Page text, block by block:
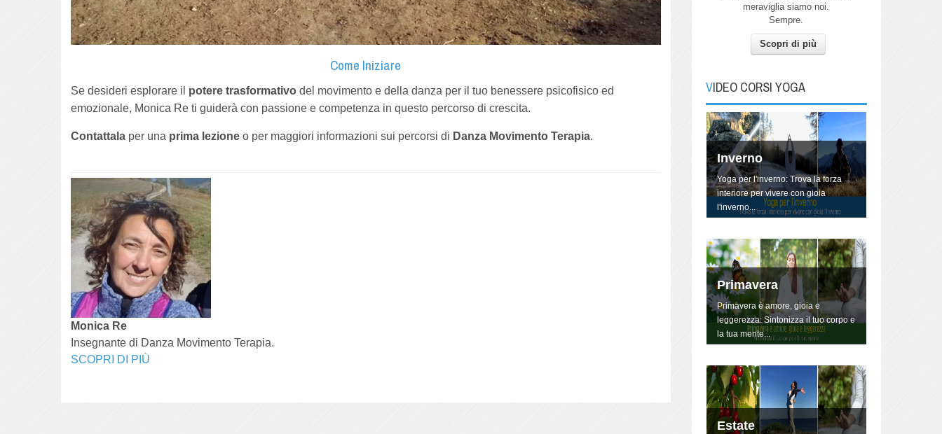
Come Iniziare
Se desideri esplorare il potere trasformativodel movimento e della danza per il tuo benessere psicofisico ed
emozionale, Monica Re ti guiderà con passione e competenza in questo percorso di crescita.
Contattala per una prima lezione o per maggiori informazioni sui percorsi di Danza Movimento Terapia.
Monica Re
Insegnante di Danza Movimento Terapia.
SCOPRI DI PIÙ
meraviglia siamo noi.
Sempre.
Scopri di più
VIDEO CORSI YOGA
Autunno
all'energia dell'Autunno.
Inverno
Yoga per l'inverno: Trova la forza
interiore per vivere con gioia
l'inverno...
Primavera
Primavera è amore, gioia e
leggerezza: Sintonizza il tuo corpo e
la tua mente...
Estate